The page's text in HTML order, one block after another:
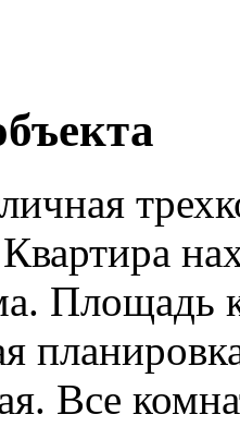
Площадь
Все